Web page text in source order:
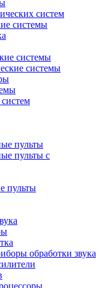
систем
системы
системы
системы
пульты
пульты с
пульты
обработки звука